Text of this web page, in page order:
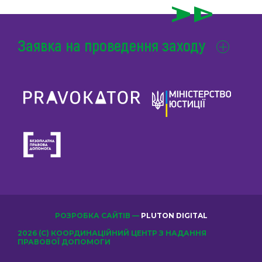
Заявка на проведення заходу
2026 (С) КООРДИНАЦІЙНИЙ ЦЕНТР З НАДАННЯ
ПРАВОВОЇ ДОПОМОГИ
РОЗРОБКА САЙТІВ — PLUTON DIGITAL